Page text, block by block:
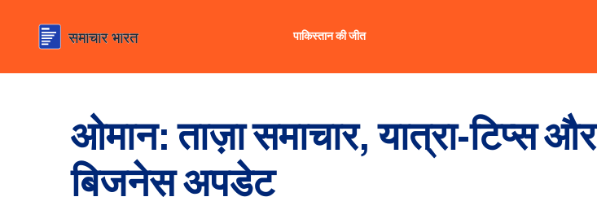
पाकिस्तान की जीत
ओमान: ताज़ा समाचार, यात्रा-टिप्स और
बिजनेस अपडेट